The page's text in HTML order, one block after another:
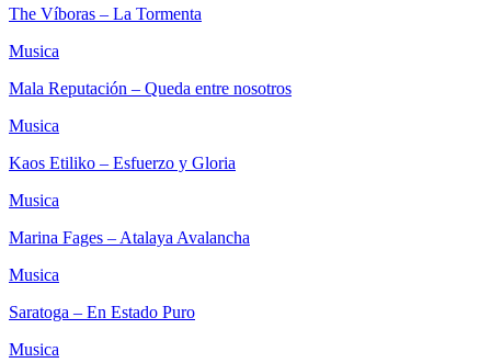
The Víboras – La Tormenta
Musica
Mala Reputación – Queda entre nosotros
Musica
Kaos Etiliko – Esfuerzo y Gloria
Musica
Marina Fages – Atalaya Avalancha
Musica
Saratoga – En Estado Puro
Musica